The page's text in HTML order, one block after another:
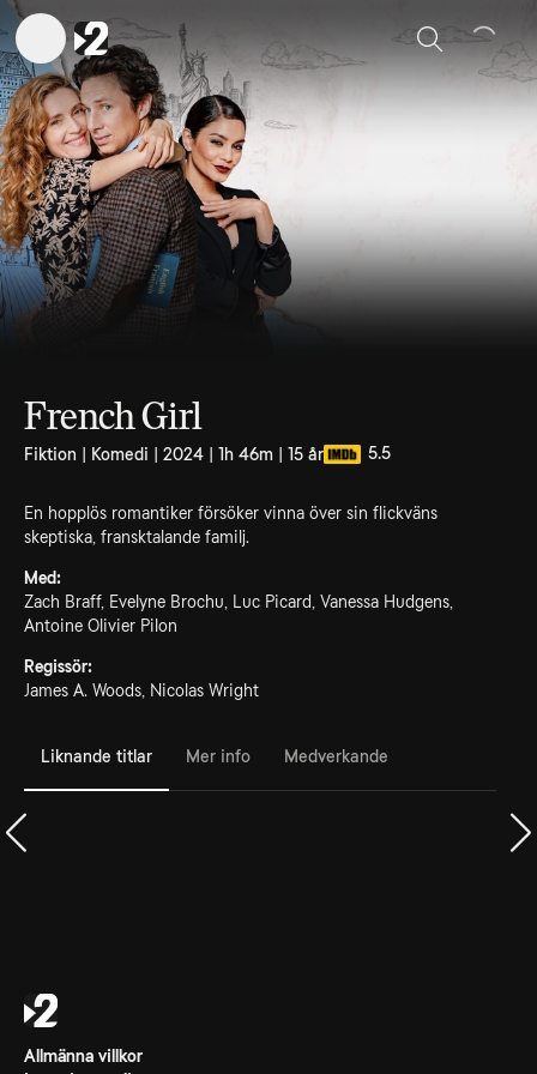
Sök
French Girl
Fiktion | Komedi | 2024 | 1h 46m | 15 år 5.5
En hopplös romantiker försöker vinna över sin flickväns
skeptiska, fransktalande familj.
Med:
Zach Braff, Evelyne Brochu, Luc Picard, Vanessa Hudgens,
Antoine Olivier Pilon
Regissör:
James A. Woods, Nicolas Wright
Liknande titlar Mer info Medverkande
Allmänna villkor